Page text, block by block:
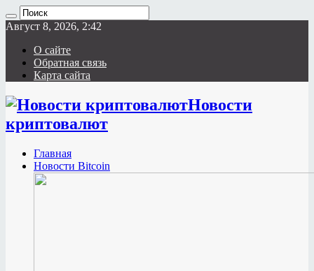
Август 8, 2026, 2:42
О сайте
Обратная связь
Карта сайта
Новости
криптовалют
Главная
Новости Bitcoin